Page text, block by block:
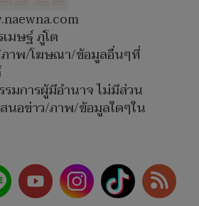
มษฐ์ ภู่โต
าพ/โฆษณา/ข้อมูลอื่นๆที่
มการผู้มีอำนาจ ไม่มีส่วน
นอข่าว/ภาพ/ข้อมูลใดๆใน